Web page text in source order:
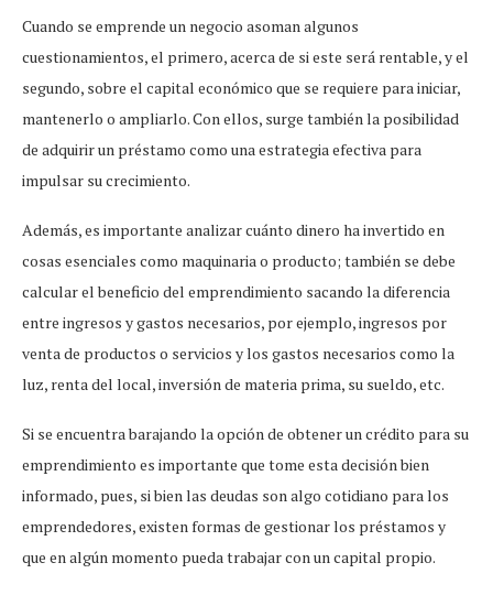
Cuando se emprende un negocio asoman algunos
cuestionamientos, el primero, acerca de si este será rentable, y el
segundo, sobre el capital económico que se requiere para iniciar,
mantenerlo o ampliarlo. Con ellos, surge también la posibilidad
de adquirir un préstamo como una estrategia efectiva para
impulsar su crecimiento.
Además, es importante analizar cuánto dinero ha invertido en
cosas esenciales como maquinaria o producto; también se debe
calcular el beneficio del emprendimiento sacando la diferencia
entre ingresos y gastos necesarios, por ejemplo, ingresos por
venta de productos o servicios y los gastos necesarios como la
luz, renta del local, inversión de materia prima, su sueldo, etc.
Si se encuentra barajando la opción de obtener un crédito para su
emprendimiento es importante que tome esta decisión bien
informado, pues, si bien las deudas son algo cotidiano para los
emprendedores, existen formas de gestionar los préstamos y
que en algún momento pueda trabajar con un capital propio.